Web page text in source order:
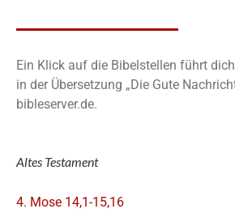
Ein Klick auf die Bibelstellen führt
in der Übersetzung „Die Gute
bibleserver.de.
Altes Testament
4. Mose 14,1-15,16